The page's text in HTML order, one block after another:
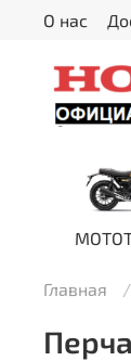
О нас
Главная